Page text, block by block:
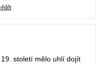
století mělo uhlí dojít